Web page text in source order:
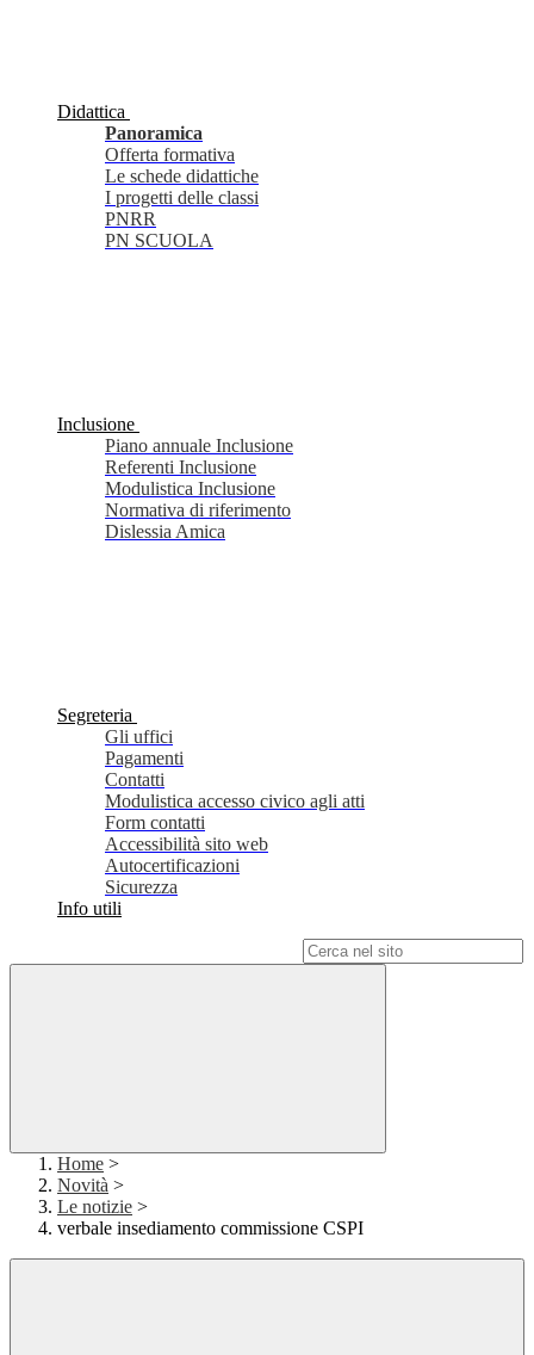
Didattica
Panoramica
Offerta formativa
Le schede didattiche
I progetti delle classi
PNRR
PN SCUOLA
Inclusione
Piano annuale Inclusione
Referenti Inclusione
Modulistica Inclusione
Normativa di riferimento
Dislessia Amica
Segreteria
Gli uffici
Pagamenti
Contatti
Modulistica accesso civico agli atti
Form contatti
Accessibilità sito web
Autocertificazioni
Sicurezza
Info utili
Home >
Novità >
Le notizie >
verbale insediamento commissione CSPI